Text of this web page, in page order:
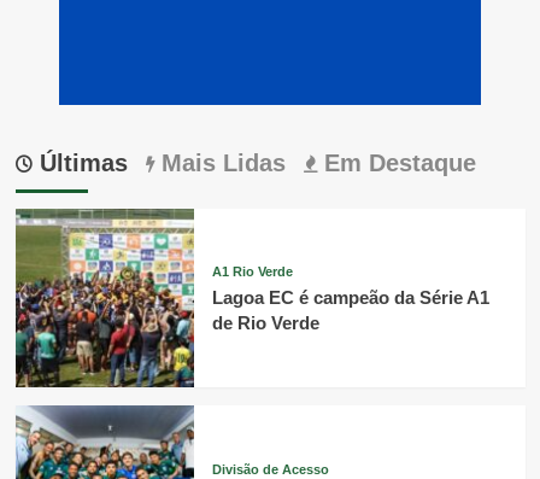
Últimas Mais Lidas Em Destaque
A1 Rio Verde
Lagoa EC é campeão da Série A1
de Rio Verde
Divisão de Acesso